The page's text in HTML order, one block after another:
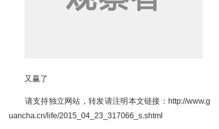
又赢了
请支持独立网站，转发请注明本文链接：http://www.g
uancha.cn/life/2015_04_23_317066_s.shtml